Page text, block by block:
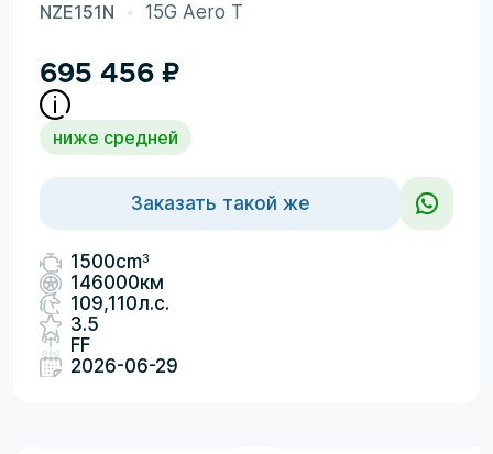
NZE151N 15G Aero T
695 456 ₽
ниже средней
Заказать такой же
1500cm3
146000км
109,110л.с.
3.5
FF
2026-06-29